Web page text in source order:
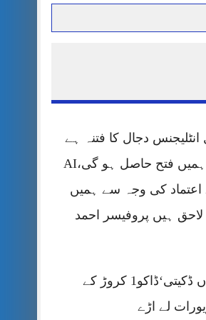
انٹلیجنس دجال کا فتنہ ہے
جس پر ہمیں فتح حاصل ہو گی،AI
اعتماد کی وجہ سے ہمیں
ہیں پروفیسر احمد
کلرسیداں ڈکیتی‘ڈاکو1 کروڑ کے
لے اڑے